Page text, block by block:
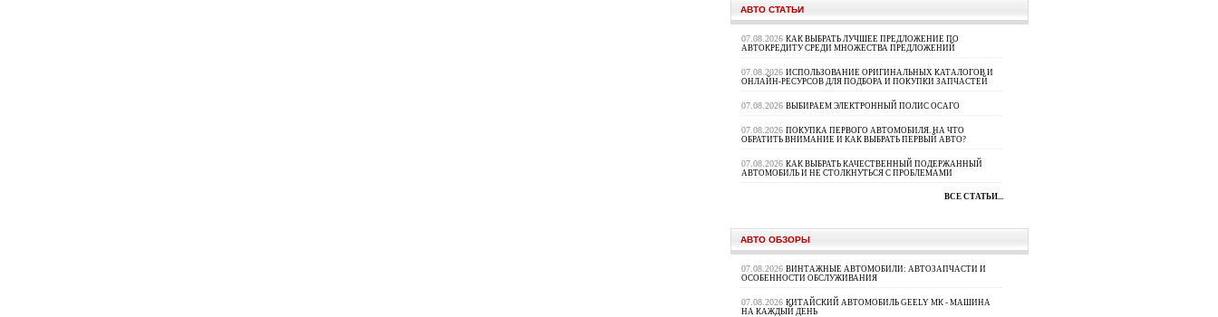
АВТО СТАТЬИ
07.08.2026 КАК ВЫБРАТЬ ЛУЧШЕЕ ПРЕДЛОЖЕНИЕ ПО
АВТОКРЕДИТУ СРЕДИ МНОЖЕСТВА ПРЕДЛОЖЕНИЙ
07.08.2026 ИСПОЛЬЗОВАНИЕ ОРИГИНАЛЬНЫХ КАТАЛОГОВ И
ОНЛАЙН-РЕСУРСОВ ДЛЯ ПОДБОРА И ПОКУПКИ ЗАПЧАСТЕЙ
07.08.2026 ВЫБИРАЕМ ЭЛЕКТРОННЫЙ ПОЛИС ОСАГО
07.08.2026 ПОКУПКА ПЕРВОГО АВТОМОБИЛЯ. НА ЧТО
ОБРАТИТЬ ВНИМАНИЕ И КАК ВЫБРАТЬ ПЕРВЫЙ АВТО?
07.08.2026 КАК ВЫБРАТЬ КАЧЕСТВЕННЫЙ ПОДЕРЖАННЫЙ
АВТОМОБИЛЬ И НЕ СТОЛКНУТЬСЯ С ПРОБЛЕМАМИ
ВСЕ СТАТЬИ...
АВТО ОБЗОРЫ
07.08.2026 ВИНТАЖНЫЕ АВТОМОБИЛИ: АВТОЗАПЧАСТИ И
ОСОБЕННОСТИ ОБСЛУЖИВАНИЯ
07.08.2026 КИТАЙСКИЙ АВТОМОБИЛЬ GEELY МК - МАШИНА
НА КАЖДЫЙ ДЕНЬ